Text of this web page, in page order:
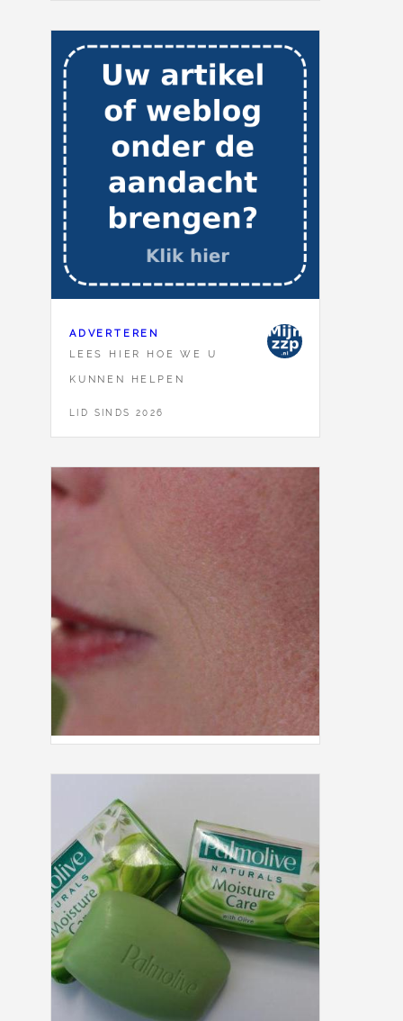
ADVERTEREN
LEES HIER HOE WE U
KUNNEN HELPEN
LID SINDS 2026